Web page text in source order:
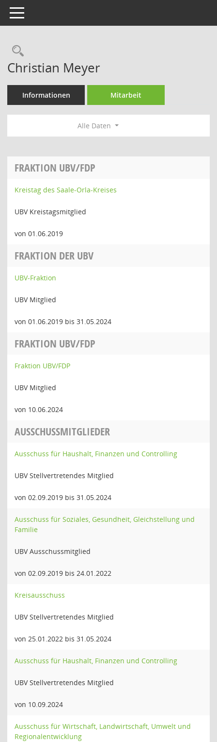
Toggle navigation
Rechercheauswahl
Christian Meyer
Informationen Mitarbeit
Alle Daten
FRAKTION UBV/FDP
Kreistag des Saale-Orla-Kreises
UBV Kreistagsmitglied
von 01.06.2019
FRAKTION DER UBV
UBV-Fraktion
UBV Mitglied
von 01.06.2019 bis 31.05.2024
FRAKTION UBV/FDP
Fraktion UBV/FDP
UBV Mitglied
von 10.06.2024
AUSSCHUSSMITGLIEDER
Ausschuss für Haushalt, Finanzen und Controlling
UBV Stellvertretendes Mitglied
von 02.09.2019 bis 31.05.2024
Ausschuss für Soziales, Gesundheit, Gleichstellung und
Familie
UBV Ausschussmitglied
von 02.09.2019 bis 24.01.2022
Kreisausschuss
UBV Stellvertretendes Mitglied
von 25.01.2022 bis 31.05.2024
Ausschuss für Haushalt, Finanzen und Controlling
UBV Stellvertretendes Mitglied
von 10.09.2024
Ausschuss für Wirtschaft, Landwirtschaft, Umwelt und
Regionalentwicklung